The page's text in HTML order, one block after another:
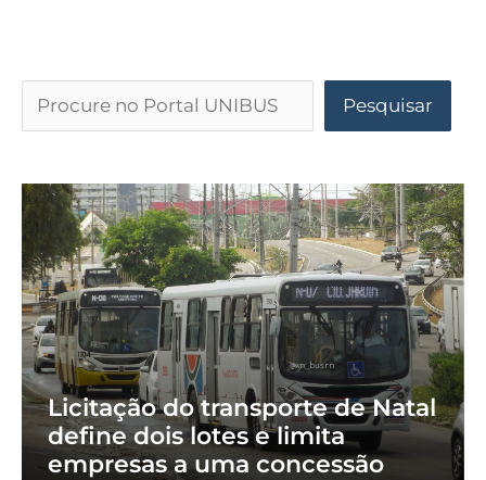
Pesquisar
Licitação do transporte de Natal
define dois lotes e limita
empresas a uma concessão